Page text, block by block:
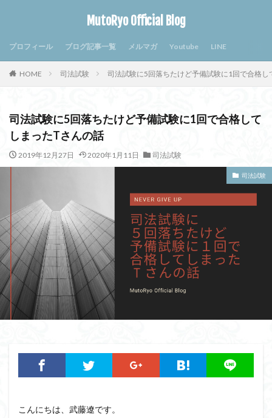
MutoRyo Official Blog
プロフィール ブログ記事一覧 メルマガ Youtube LINE
HOME 司法試験 司法試験に5回落ちたけど予備試験に1回で合格し
司法試験に5回落ちたけど予備試験に1回で合格して
しまったTさんの話
2019年12月27日 2020年1月11日 司法試験
司法試験
こんにちは、武藤遼です。